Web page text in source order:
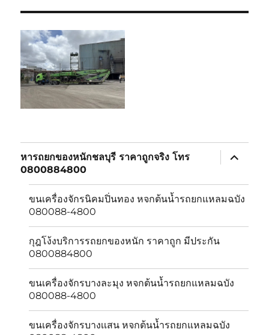
หารถยกของหนักชลบุรี ราคาถูกจริง โทร
0800884800
expand
child
ขนเครื่องจักรนิคมปิ่นทอง หจกต้นน้ำรถยกแหลมฉบัง
080088-4800
กุฎโง้งบริการรถยกของหนัก ราคาถูก มีประกัน
0800884800
ขนเครื่องจักรบางละมุง หจกต้นน้ำรถยกแหลมฉบัง
080088-4800
ขนเครื่องจักรบางเเสน หจกต้นน้ำรถยกแหลมฉบัง